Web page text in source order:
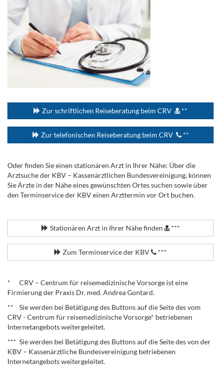
Zur schriftlichen Reiseberatung beim CRV **
Zur telefonischen Reiseberatung beim CRV **
Oder finden Sie einen stationären Arzt in Ihrer Nähe: Über die
Arztsuche der KBV – Kassenärztlichen Bundesvereinigung, können
Sie Ärzte in der Nähe eines gewünschten Ortes suchen sowie über
den Terminservice der KBV einen Arzttermin vor Ort buchen.
Stationären Arzt in Ihrer Nähe finden ***
Zum Terminservice der KBV ***
* CRV – Centrum für reisemedizinische Vorsorge ist eine
Firmierung der Praxis Dr. med. Andrea Gontard.
** Sie werden bei Betätigung des Buttons auf die Seite des vom
CRV - Centrum für reisemedizinische Vorsorge* betriebenen
Internetangebots weitergeleitet.
*** Sie werden bei Betätigung des Buttons auf die Seite des von der
KBV – Kassenärztliche Bundesvereinigung betriebenen
Internetangebots weitergeleitet.